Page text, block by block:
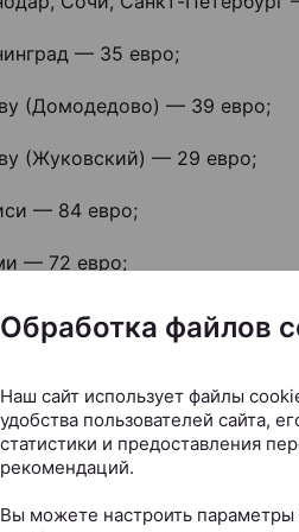
— 35 евро;
(Домодедово) — 39 евро;
(Жуковский) — 29 евро;
— 84 евро;
— 72 евро;
124 евро;
— 110 евро;
— 104 евро.
акции, возвращать
пункт назначения по
Обработка файлов
Наш сайт использует файлы
удобства пользователей сайта,
статистики и предоставления
рекомендаций.
Вы можете настроить параметры